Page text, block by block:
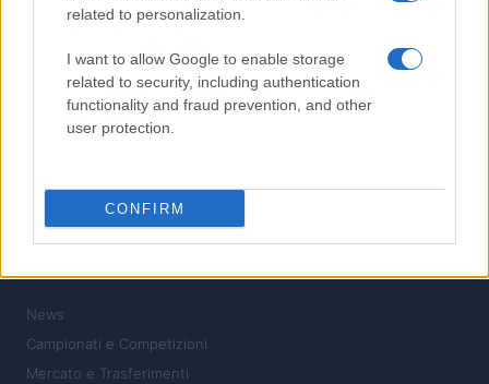
related to personalization.
I want to allow Google to enable storage
related to security, including authentication
functionality and fraud prevention, and other
user protection.
CONFIRM
Il calcio a portata di click: notizie, analisi e passione
SEZIONI
News
Campionati e Competizioni
Mercato e Trasferimenti